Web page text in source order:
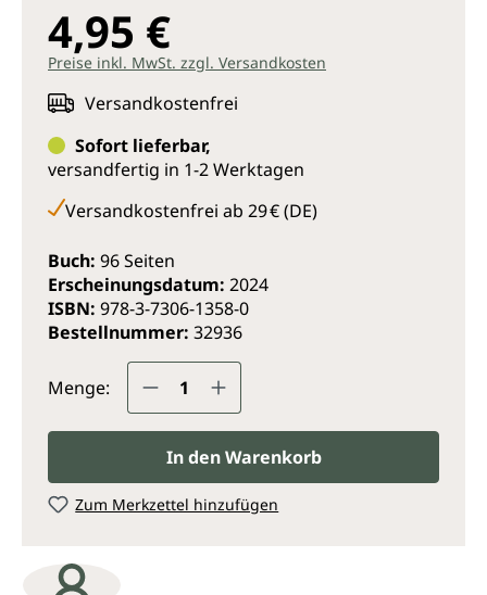
Hildgard sind aktueller denn je
»Der Mensch weiß wohl um das Gute, auch wenn
er es nicht tut.« Hildegard von Bingen
»Der Mensch muss sich aber hüten, durch zu viel
Bingen
»Ohne die Frau könnte der Mann nicht Mann
heißen, ohne Mann könnte die Frau nicht Frau
genannt werden.« Hildegard von Bingen
4,95 €
Preise inkl. MwSt. zzgl. Versandkosten
Versandkostenfrei
Sofort lieferbar,
versandfertig in 1-2 Werktagen
Versandkostenfrei ab 29 € (DE)
Buch: 96 Seiten
Erscheinungsdatum: 2024
ISBN: 978-3-7306-1358-0
Bestellnummer: 32936
Menge: Produkt Anzahl: Gib den
In den Warenkorb
Zum Merkzettel hinzufügen